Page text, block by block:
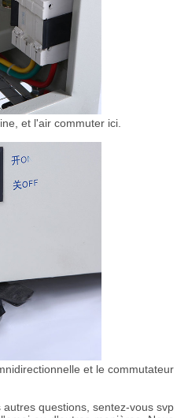
et l'air commuter ici.
et le commutateur
questions, sentez-vous svp